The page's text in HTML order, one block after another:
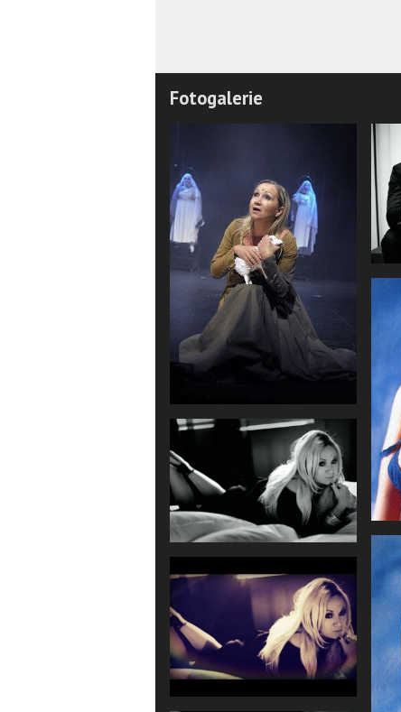
Fotogalerie